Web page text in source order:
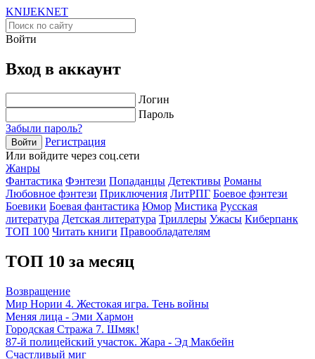
KNIJEKNET
Войти
Вход в аккаунт
Логин
Пароль
Забыли пароль?
Войти
Регистрация
Или войдите через соц.сети
Жанры
Фантастика Фэнтези Попаданцы Детективы Романы
Любовное фэнтези Приключения ЛитРПГ Боевое фэнтези
Боевики Боевая фантастика Юмор Мистика Русская
литература Детская литература Триллеры Ужасы Киберпанк
ТОП 100 Читать книги Правообладателям
ТОП 10 за месяц
Возвращение
Мир Нории 4. Жестокая игра. Тень войны
Меняя лица - Эми Хармон
Городская Стража 7. Шмяк!
87-й полицейский участок. Жара - Эд Макбейн
Счастливый миг